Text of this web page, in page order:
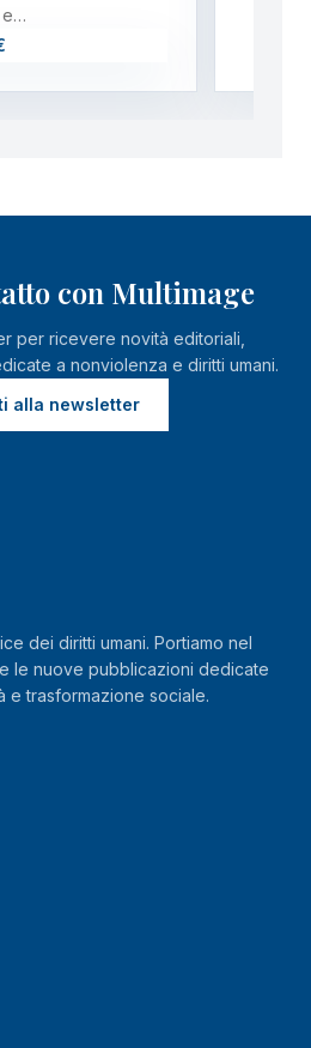
e…
con Multimage
per ricevere novità editoriali,
a nonviolenza e diritti umani.
alla newsletter
dei diritti umani. Portiamo nel
le nuove pubblicazioni dedicate
e trasformazione sociale.